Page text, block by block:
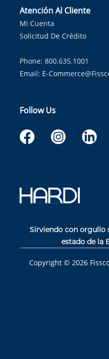
Atención Al Cliente
Mi Cuenta
Solicitud De Crédito
Phone: 800.635.1001
Email: E-
Follow Us
Sirviendo con orgullo
estado de la
Copyright © 2026